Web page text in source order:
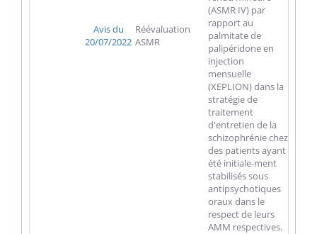
Avis du
20/07/2022
Réévaluation
ASMR
(ASMR IV) par
rapport au
palmitate de
palipéridone en
injection
mensuelle
(XEPLION) dans la
stratégie de
traitement
d'entretien de la
schizophrénie chez
des patients ayant
été initiale-ment
stabilisés sous
antipsychotiques
oraux dans le
respect de leurs
AMM respectives.